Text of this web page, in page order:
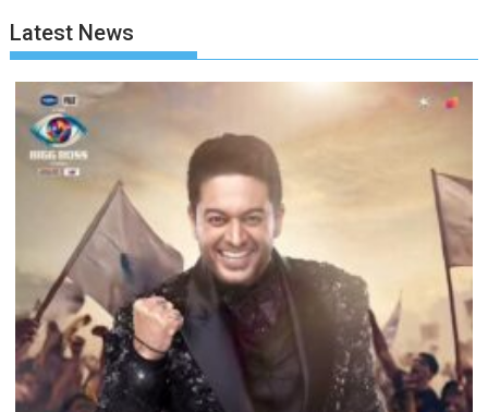
Latest News